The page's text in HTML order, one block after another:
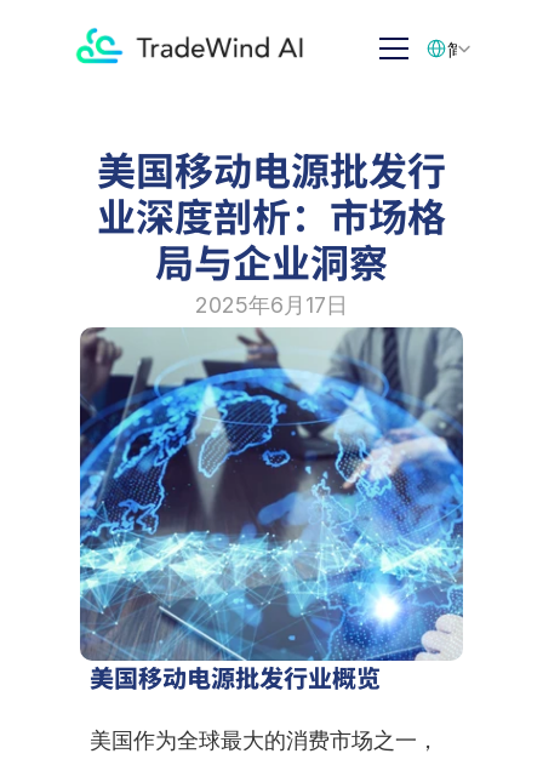
美国移动电源批发行
业深度剖析：市场格
局与企业洞察
2025年6月17日
美国移动电源批发行业概览
美国作为全球最大的消费市场之一，
简体中文